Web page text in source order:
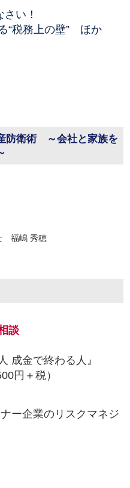
さい！
“税務上の壁” ほか
防衛術 ～会社と家族を
福嶋 秀穂
談
成金で終わる人』
円＋税）
ー企業のリスクマネジ